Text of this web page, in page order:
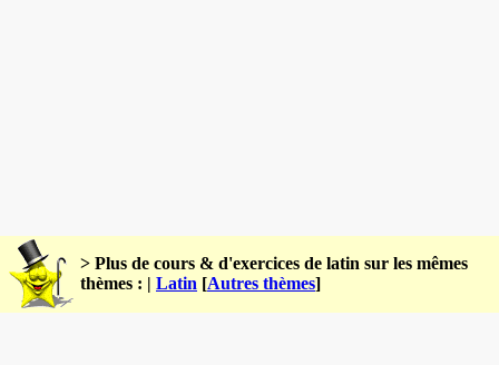
> Plus de cours & d'exercices de latin sur les mêmes
thèmes : | Latin [Autres thèmes]